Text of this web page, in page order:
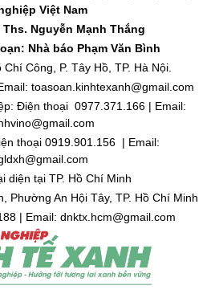
Việt Nam
Nguyễn Mạnh Thắng
Nhà báo Phạm Văn Bình
Công, P. Tây Hồ, TP. Hà Nội.
toasoan.kinhtexanh@gmail.com
Điện thoại 0977.371.166 | Email:
thoại 0919.901.156 | Email:
diện tại TP. Hồ Chí Minh
Phường An Hội Tây, TP. Hồ Chí Minh
| Email: dnktx.hcm@gmail.com